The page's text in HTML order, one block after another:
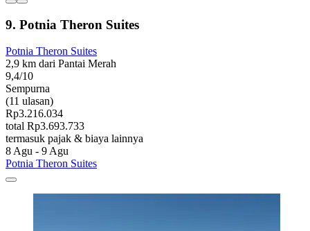
9. Potnia Theron Suites
Potnia Theron Suites
2,9 km dari Pantai Merah
9,4/10
Sempurna
(11 ulasan)
Rp3.216.034
total Rp3.693.733
termasuk pajak & biaya lainnya
8 Agu - 9 Agu
Potnia Theron Suites